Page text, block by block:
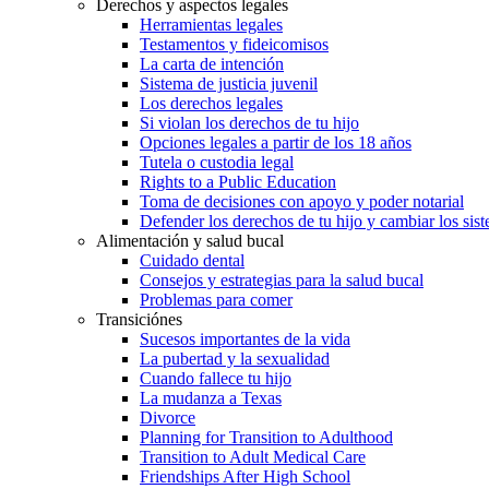
Derechos y aspectos legales
Herramientas legales
Testamentos y fideicomisos
La carta de intención
Sistema de justicia juvenil
Los derechos legales
Si violan los derechos de tu hijo
Opciones legales a partir de los 18 años
Tutela o custodia legal
Rights to a Public Education
Toma de decisiones con apoyo y poder notarial
Defender los derechos de tu hijo y cambiar los
Alimentación y salud bucal
Cuidado dental
Consejos y estrategias para la salud bucal
Problemas para comer
Transiciónes
Sucesos importantes de la vida
La pubertad y la sexualidad
Cuando fallece tu hijo
La mudanza a Texas
Divorce
Planning for Transition to Adulthood
Transition to Adult Medical Care
Friendships After High School